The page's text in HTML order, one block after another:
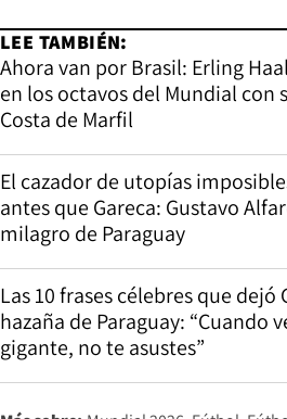
LEE TAMBIÉN:
Ahora van por Brasil: Erling
en los octavos del Mundial
Costa de Marfil
El cazador de utopías
antes que Gareca: Gustavo
milagro de Paraguay
Las 10 frases célebres que
hazaña de Paraguay: “Cuando
gigante, no te asustes”